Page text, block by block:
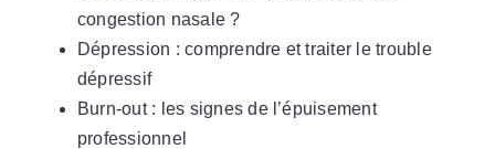
congestion nasale ?
Dépression : comprendre et traiter le trouble
dépressif
Burn-out : les signes de l’épuisement
professionnel